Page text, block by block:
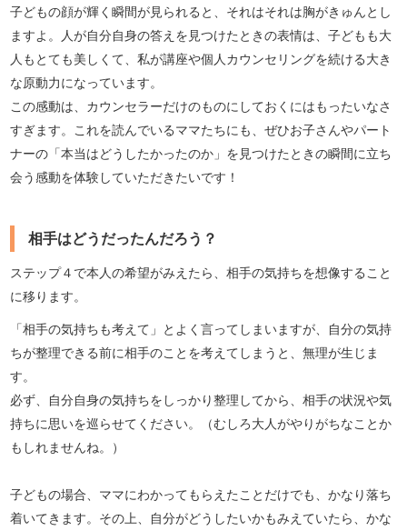
子どもの顔が輝く瞬間が見られると、それはそれは胸がきゅんとし
ますよ。人が自分自身の答えを見つけたときの表情は、子どもも大
人もとても美しくて、私が講座や個人カウンセリングを続ける大き
な原動力になっています。
この感動は、カウンセラーだけのものにしておくにはもったいなさ
すぎます。これを読んでいるママたちにも、ぜひお子さんやパート
ナーの「本当はどうしたかったのか」を見つけたときの瞬間に立ち
会う感動を体験していただきたいです！
相手はどうだったんだろう？
ステップ４で本人の希望がみえたら、相手の気持ちを想像すること
に移ります。
「相手の気持ちも考えて」とよく言ってしまいますが、自分の気持
ちが整理できる前に相手のことを考えてしまうと、無理が生じま
す。
必ず、自分自身の気持ちをしっかり整理してから、相手の状況や気
持ちに思いを巡らせてください。（むしろ大人がやりがちなことか
もしれませんね。）
子どもの場合、ママにわかってもらえたことだけでも、かなり落ち
着いてきます。その上、自分がどうしたいかもみえていたら、かな